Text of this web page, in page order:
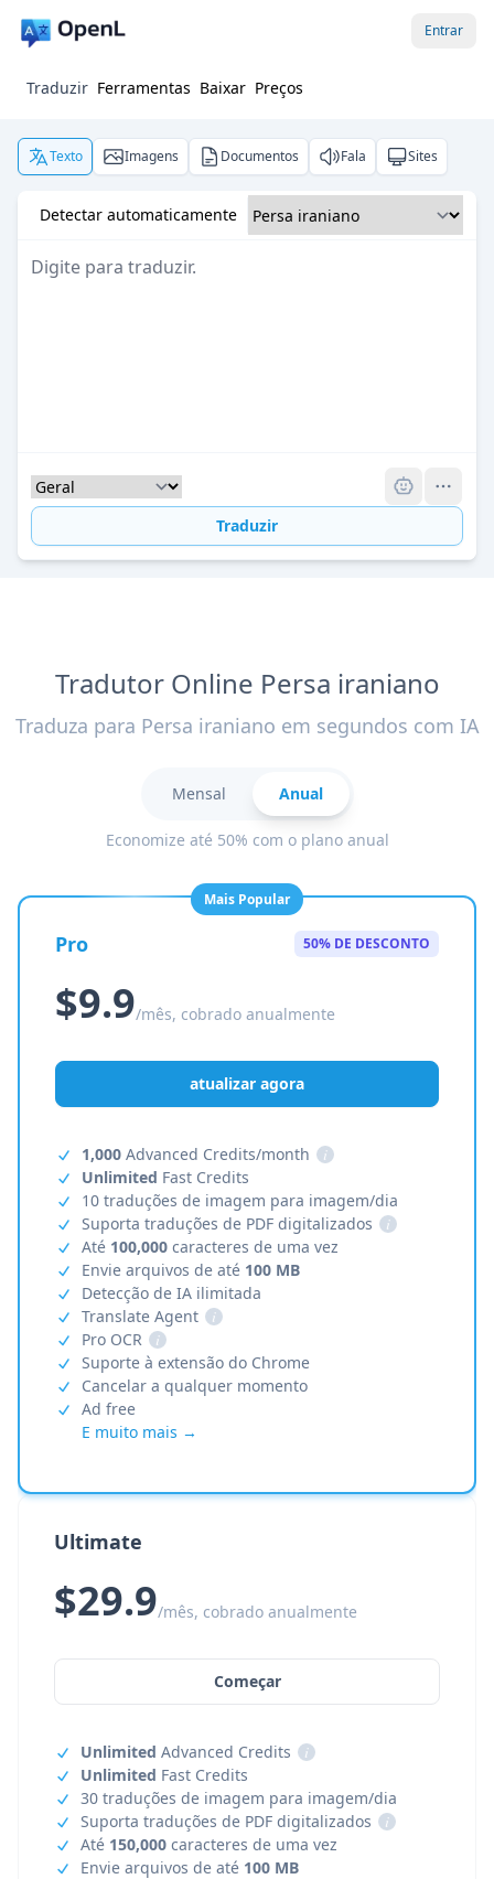
Entrar
Traduzir Ferramentas Baixar Preços
Texto Imagens Documentos Fala Sites
Detectar automaticamente
Traduzir
Tradutor Online Persa iraniano
Traduza para Persa iraniano em segundos com IA
Mensal Anual
Economize até 50% com o plano anual
Mais Popular
Pro 50% DE DESCONTO
$9.9/mês, cobrado anualmente
atualizar agora
1,000 Advanced Credits/month
i
Unlimited Fast Credits
10 traduções de imagem para imagem/dia
Suporta traduções de PDF digitalizados
i
Até 100,000 caracteres de uma vez
Envie arquivos de até 100 MB
Detecção de IA ilimitada
Translate Agent
i
Pro OCR
i
Suporte à extensão do Chrome
Cancelar a qualquer momento
Ad free
E muito mais →
Ultimate
$29.9/mês, cobrado anualmente
Começar
Unlimited Advanced Credits
i
Unlimited Fast Credits
30 traduções de imagem para imagem/dia
Suporta traduções de PDF digitalizados
i
Até 150,000 caracteres de uma vez
Envie arquivos de até 100 MB